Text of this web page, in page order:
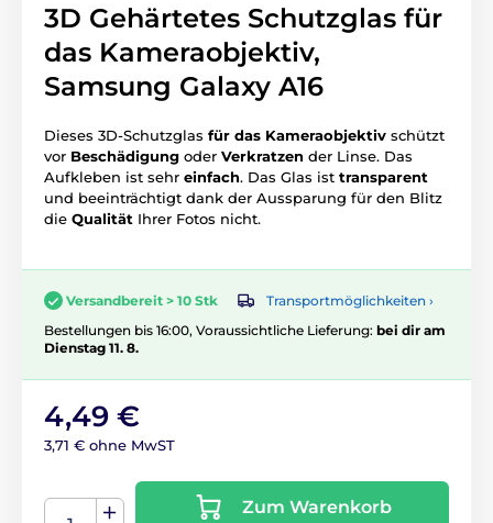
3D Gehärtetes Schutzglas für
das Kameraobjektiv,
Samsung Galaxy A16
Dieses 3D-Schutzglas für das Kameraobjektiv schützt
vor Beschädigung oder Verkratzen der Linse. Das
Aufkleben ist sehr einfach. Das Glas ist transparent
und beeinträchtigt dank der Aussparung für den Blitz
die Qualität Ihrer Fotos nicht.
Versandbereit > 10 Stk
Transportmöglichkeiten ›
Bestellungen bis 16:00, Voraussichtliche Lieferung: bei dir am
Dienstag 11. 8.
4,49 €
3,71 € ohne MwST
Zum Warenkorb